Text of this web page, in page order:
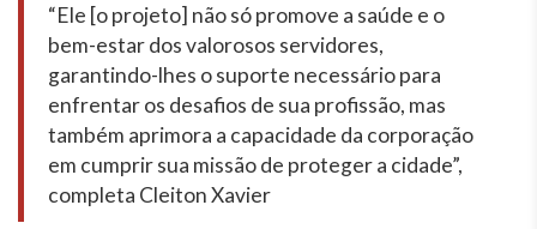
“Ele [o projeto] não só promove a saúde e o
bem-estar dos valorosos servidores,
garantindo-lhes o suporte necessário para
enfrentar os desafios de sua profissão, mas
também aprimora a capacidade da corporação
em cumprir sua missão de proteger a cidade”,
completa Cleiton Xavier